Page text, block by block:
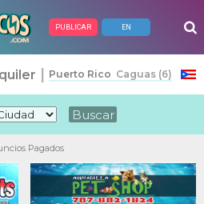
PUBLICAR EN
Pagados
Puerto Rico Caguas (6)